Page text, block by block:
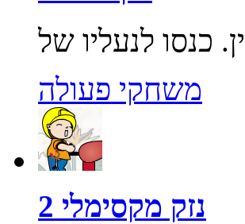
משחקי פעולה
נזק מקסימלי 2